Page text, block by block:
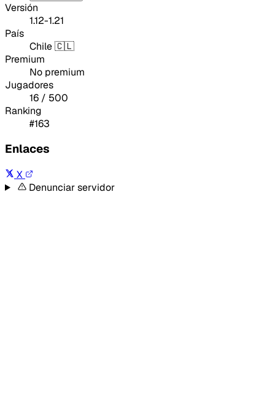
Versión
1.12-1.21
País
Chile 🇨🇱
Premium
No premium
Jugadores
16 / 500
Ranking
#163
Enlaces
X
Denunciar servidor